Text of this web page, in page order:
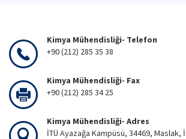
Kimya Mühendisliği- Telefon
+90 (212) 285 35 38
Kimya Mühendisliği- Fax
+90 (212) 285 34 25
Kimya Mühendisliği- Adres
İTÜ Ayazağa Kampüsü, 34469, Maslak,